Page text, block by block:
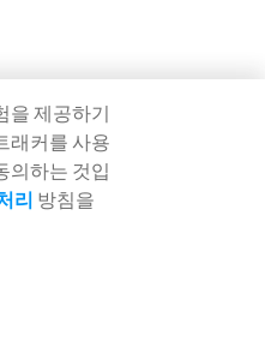
을 제공하기
래커를 사용
의하는 것입
리 방침을